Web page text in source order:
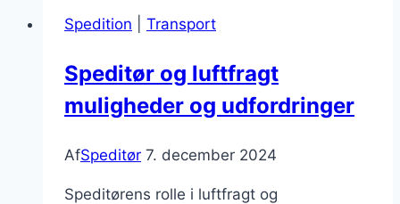
Spedition Transport
Speditør og luftfragt
muligheder og udfordringer
AfSpeditør 7. december 2024
Speditørens rolle i luftfragt og